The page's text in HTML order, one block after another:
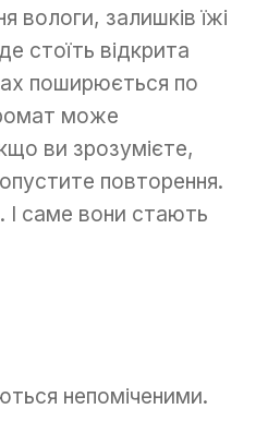
вологи, залишків їжі
стоїть відкрита
поширюється по
може
ви зрозумієте,
повторення.
І саме вони стають
непоміченими.